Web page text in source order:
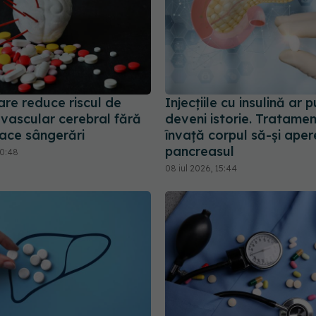
reduce riscul de
cerebral fără
sângerări
Injecțiile cu insulină ar
deveni istorie.
învață corpul să-și
pancreasul
08 iul 2026, 15:44